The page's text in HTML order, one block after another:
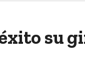
su